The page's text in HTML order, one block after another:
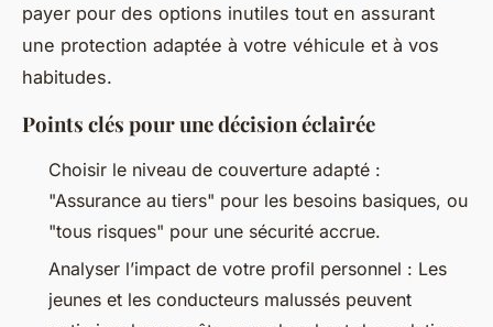
payer pour des options inutiles tout en assurant
une protection adaptée à votre véhicule et à vos
habitudes.
Points clés pour une décision éclairée
Choisir le niveau de couverture adapté :
"Assurance au tiers" pour les besoins basiques, ou
"tous risques" pour une sécurité accrue.
Analyser l’impact de votre profil personnel : Les
jeunes et les conducteurs malussés peuvent